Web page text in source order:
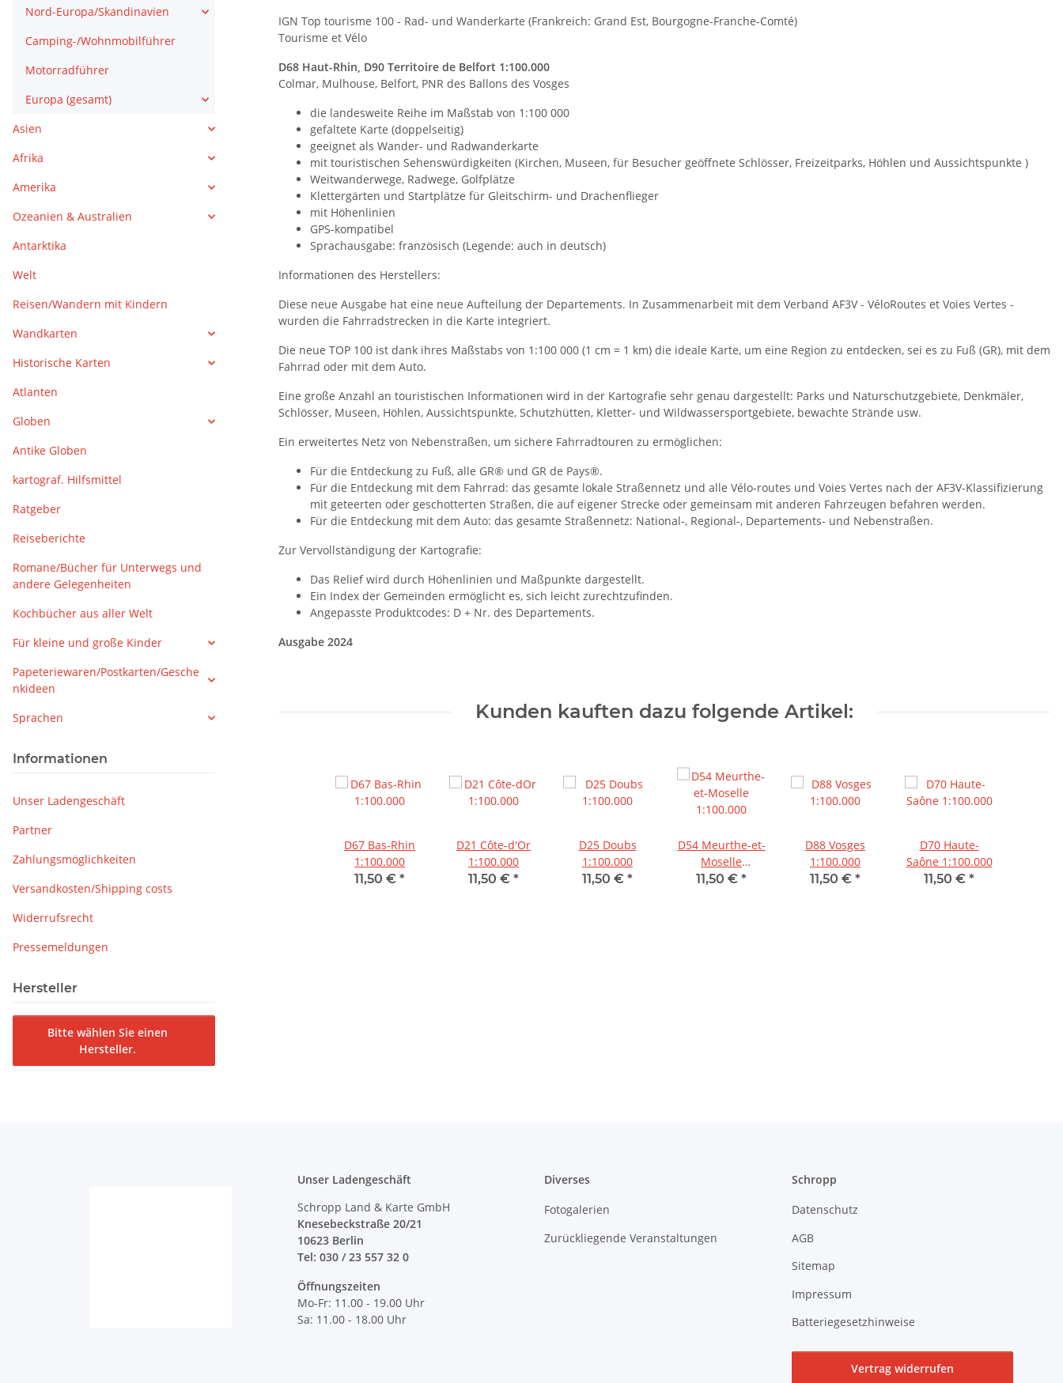
IGN Top tourisme 100 - Rad- und Wanderkarte (Frankreich: Grand Est, Bourgogne-Franche-Comté)
Tourisme et Vélo
D68 Haut-Rhin, D90 Territoire de Belfort 1:100.000
Colmar, Mulhouse, Belfort, PNR des Ballons des Vosges
die landesweite Reihe im Maßstab von 1:100 000
gefaltete Karte (doppelseitig)
geeignet als Wander- und Radwanderkarte
mit touristischen Sehenswürdigkeiten (Kirchen, Museen, für Besucher geöffnete Schlösser, Freizeitparks, Höhlen und Aussichtspunkte )
Weitwanderwege, Radwege, Golfplätze
Klettergärten und Startplätze für Gleitschirm- und Drachenflieger
mit Höhenlinien
GPS-kompatibel
Sprachausgabe: französisch (Legende: auch in deutsch)
Informationen des Herstellers:
Diese neue Ausgabe hat eine neue Aufteilung der Departements. In Zusammenarbeit mit dem Verband AF3V - VéloRoutes et Voies Vertes -
wurden die Fahrradstrecken in die Karte integriert.
Die neue TOP 100 ist dank ihres Maßstabs von 1:100 000 (1 cm = 1 km) die ideale Karte, um eine Region zu entdecken, sei es zu Fuß (GR), mit dem
Fahrrad oder mit dem Auto.
Eine große Anzahl an touristischen Informationen wird in der Kartografie sehr genau dargestellt: Parks und Naturschutzgebiete, Denkmäler,
Schlösser, Museen, Höhlen, Aussichtspunkte, Schutzhütten, Kletter- und Wildwassersportgebiete, bewachte Strände usw.
Ein erweitertes Netz von Nebenstraßen, um sichere Fahrradtouren zu ermöglichen:
Für die Entdeckung zu Fuß, alle GR® und GR de Pays®.
Für die Entdeckung mit dem Fahrrad: das gesamte lokale Straßennetz und alle Vélo-routes und Voies Vertes nach der AF3V-Klassifizierung
mit geteerten oder geschotterten Straßen, die auf eigener Strecke oder gemeinsam mit anderen Fahrzeugen befahren werden.
Für die Entdeckung mit dem Auto: das gesamte Straßennetz: National-, Regional-, Departements- und Nebenstraßen.
Zur Vervollständigung der Kartografie:
Das Relief wird durch Höhenlinien und Maßpunkte dargestellt.
Ein Index der Gemeinden ermöglicht es, sich leicht zurechtzufinden.
Angepasste Produktcodes: D + Nr. des Departements.
Ausgabe 2024
Kunden kauften dazu folgende Artikel:
D67 Bas-Rhin
1:100.000
11,50 € *
D21 Côte-d'Or
1:100.000
11,50 € *
D25 Doubs
1:100.000
11,50 € *
D54 Meurthe-et-
Moselle
1:100.000
11,50 € *
D88 Vosges
1:100.000
11,50 € *
D70 Haute-
Saône 1:100.000
11,50 € *
Nord-Europa/Skandinavien
Camping-/Wohnmobilführer
Motorradführer
Europa (gesamt)
Asien
Afrika
Amerika
Ozeanien & Australien
Antarktika
Welt
Reisen/Wandern mit Kindern
Wandkarten
Historische Karten
Atlanten
Globen
Antike Globen
kartograf. Hilfsmittel
Ratgeber
Reiseberichte
Romane/Bücher für Unterwegs und
andere Gelegenheiten
Kochbücher aus aller Welt
Für kleine und große Kinder
Papeteriewaren/Postkarten/Gesche
nkideen
Sprachen
Informationen
Unser Ladengeschäft
Partner
Zahlungsmöglichkeiten
Versandkosten/Shipping costs
Widerrufsrecht
Pressemeldungen
Hersteller
Bitte wählen Sie einen
Hersteller.
Unser Ladengeschäft
Schropp Land & Karte GmbH
Knesebeckstraße 20/21
10623 Berlin
Tel: 030 / 23 557 32 0
Öffnungszeiten
Mo-Fr: 11.00 - 19.00 Uhr
Sa: 11.00 - 18.00 Uhr
Diverses
Fotogalerien
Zurückliegende Veranstaltungen
Schropp
Datenschutz
AGB
Sitemap
Impressum
Batteriegesetzhinweise
Vertrag widerrufen